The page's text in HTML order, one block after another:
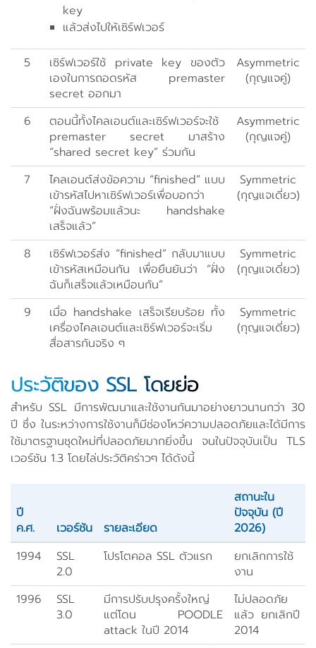
key
แล้วส่งไปให้เซิร์ฟเวอร์
5
เซิร์ฟเวอร์ใช้ private key ของตัว
เองในการถอดรหัส premaster
secret ออกมา
Asymmetric
(กุญแจคู่)
6
ตอนนี้ทั้งไคลเอนต์และเซิร์ฟเวอร์จะใช้
premaster secret มาสร้าง
“shared secret key” ร่วมกัน
Asymmetric
(กุญแจคู่)
7
ไคลเอนต์ส่งข้อความ “finished” แบบ
เข้ารหัสไปหาเซิร์ฟเวอร์เพื่อบอกว่า
“ฝั่งฉันพร้อมแล้วนะ handshake
เสร็จแล้ว”
Symmetric
(กุญแจเดี่ยว)
8
เซิร์ฟเวอร์ส่ง “finished” กลับมาแบบ
เข้ารหัสเหมือนกัน เพื่อยืนยันว่า “ฝั่ง
ฉันก็เสร็จแล้วเหมือนกัน”
Symmetric
(กุญแจเดี่ยว)
9
เมื่อ handshake เสร็จเรียบร้อย ทั้ง
เครื่องไคลเอนต์และเซิร์ฟเวอร์จะเริ่ม
สื่อสารกันจริง ๆ
Symmetric
(กุญแจเดี่ยว)
ประวัติของ SSL โดยย่อ
สำหรับ SSL มีการพัฒนาและใช้งานกันมาอย่างยาวนานกว่า 30
ปี ซึ่ง ในระหว่างการใช้งานก็มีช่องโหว่ความปลอดภัยและได้มีการ
ใช้มาตรฐานชุดใหม่ที่ปลอดภัยมากยิ่งขึ้น จนในปัจจุบันเป็น TLS
เวอร์ชัน 1.3 โดยไล่ประวัติคร่าวๆ ได้ดังนี้
ปี
ค.ศ.
เวอร์ชัน รายละเอียด
สถานะใน
ปัจจุบัน (ปี
2026)
1994
SSL
2.0
โปรโตคอล SSL ตัวแรก
ยกเลิกการใช้
งาน
1996
SSL
3.0
มีการปรับปรุงครั้งใหญ่
แต่โดน POODLE
attack ในปี 2014
ไม่ปลอดภัย
แล้ว ยกเลิกปี
2014